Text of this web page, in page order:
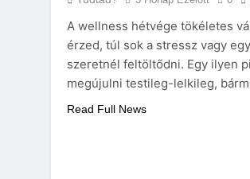
A wellness hétvége tökéletes
érzed, túl sok a stressz vagy
szeretnél feltöltődni. Egy ilyen
megújulni testileg-lelkileg,
Read Full News